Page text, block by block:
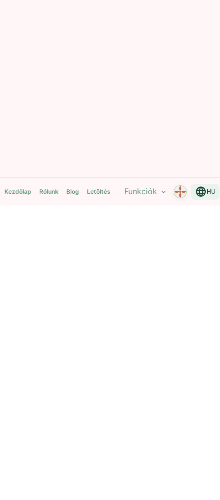
Kezdőlap Funkciók expand_more
Rólunk Blog Letöltés language HU